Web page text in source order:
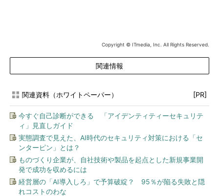
Copyright © ITmedia, Inc. All Rights Reserved.
関連情報
関連資料（ホワイトペーパー） [PR]
今すぐ自己診断ができる 「アイデンティティーセキュリテ
ィ」見直しガイド
実態調査で見えた、AI時代のセキュリティ対策における「セ
ンターピン」とは？
ものづくり企業が、自社技術や製品を起点とした新規事業開
発で成功を収めるには
経営層の「AI導入しろ」で予算破綻？ 95％が陥る失敗と隠
れコストのわな